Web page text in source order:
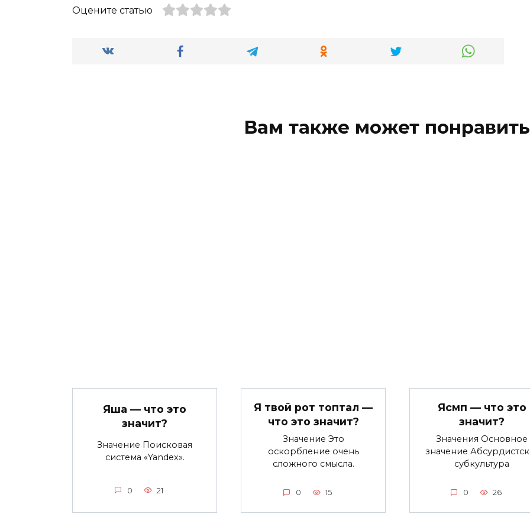
Оцените статью
Вам также может
Яша — что это
значит?
Значение Поисковая
система «Yandex».
0 21
Я твой рот топтал —
что это значит?
Значение Это
оскорбление очень
сложного смысла.
0 15
Ясмп — что это
значит?
Значения Основное
значение
субкультура
0 26